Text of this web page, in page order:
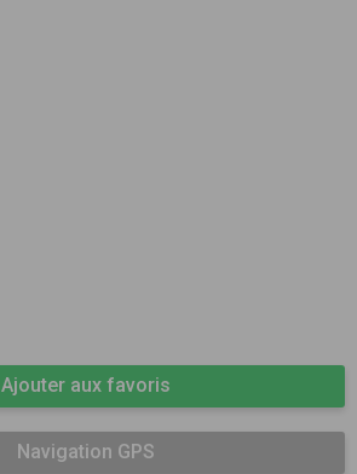
Ajouter aux favoris
Navigation GPS